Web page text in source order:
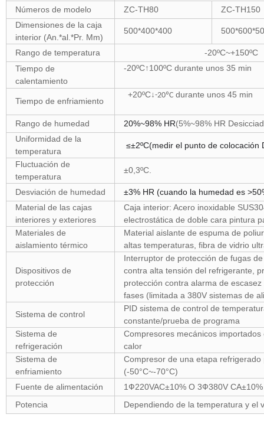
Números de modelo
ZC-TH80
ZC-TH150
Dimensiones de la caja
interior (An.*al.*Pr. Mm)
500*400*400
Rango de temperatura
-
Tiempo de
calentamiento
-20ºC↑100ºC durante unos 35 min
Tiempo de enfriamiento
+20ºC↓-20ºC durante unos 45 min
Rango de humedad 20%~98% HR(5%~98% HR
Uniformidad de la
temperatura
≤±2ºC(medir el punto de
Fluctuación de
temperatura
±0,3ºC.
Desviación de humedad
±3% HR (cuando la humedad es
Material de las cajas
interiores y exteriores
Caja interior: Acero inoxidable
electrostática de doble cara pintura
Materiales de
aislamiento térmico
Material aislante de espuma de
altas temperaturas, fibra de vidrio
Dispositivos de
protección
Interruptor de protección de fugas
contra alta tensión del refrigerante,
protección contra alarma de
fases (limitada a 380V sistemas de
Sistema de control
PID sistema de control de
constante/prueba de programa
Sistema de
refrigeración
Compresores mecánicos
calor
Sistema de
enfriamiento
Compresor de una etapa
(-50°C~-70°C)
Fuente de alimentación
1Ф220VAC±10% O 3Ф380V
Potencia
Dependiendo de la temperatura y el